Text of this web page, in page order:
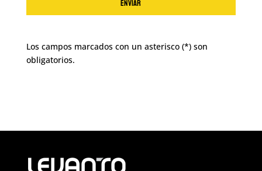
Los campos marcados con un asterisco (*) son
obligatorios.